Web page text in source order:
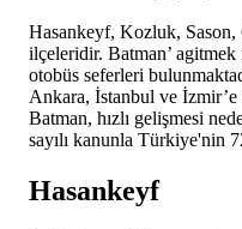
Hasankeyf, Kozluk, Sason,
ilçeleridir. Batman’
otobüs seferleri
Ankara, İstanbul ve
Batman, hızlı gelişmesi
sayılı kanunla Türkiye'nin
Hasankeyf